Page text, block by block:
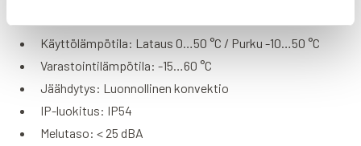
Käyttölämpötila: Lataus 0…50 °C / Purku -10…50 °C
Varastointilämpötila: -15…60 °C
Jäähdytys: Luonnollinen konvektio
IP-luokitus: IP54
Melutaso: < 25 dBA